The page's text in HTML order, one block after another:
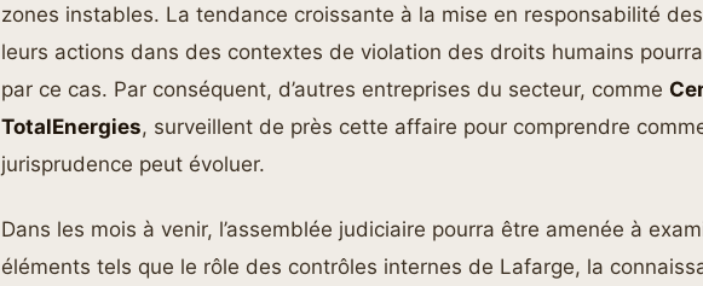
zones instables. La tendance croissante à la mise en responsabilité
leurs actions dans des contextes de violation des droits humains
par ce cas. Par conséquent, d’autres entreprises du secteur, comme
TotalEnergies, surveillent de près cette affaire pour comprendre
jurisprudence peut évoluer.
Dans les mois à venir, l’assemblée judiciaire pourra être amenée à
éléments tels que le rôle des contrôles internes de Lafarge, la